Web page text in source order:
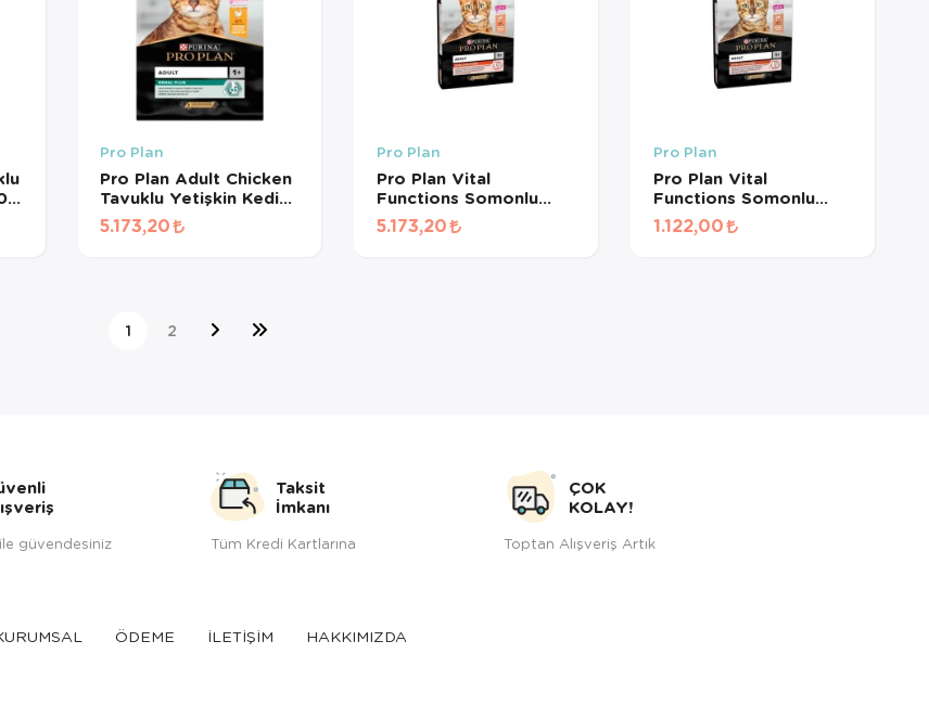
Pro Plan
Pro Plan Adult Chicken
Tavuklu Yetişkin Kedi
Maması 10 Kg
5.173,20
Pro Plan
Pro Plan Vital
Functions Somonlu
Yetişkin Kedi Maması
10 Kg
5.173,20
Pro Plan
Pro Plan Vital
Functions Somonlu
Yetişkin Kedi Maması
1.5 Kg
1.122,00
1 2
güvendesiniz
Taksit
İmkanı
Tüm Kredi Kartlarına
ÇOK
KOLAY!
Toptan Alışveriş Artık
ÖDEME İLETİŞİM HAKKIMIZDA